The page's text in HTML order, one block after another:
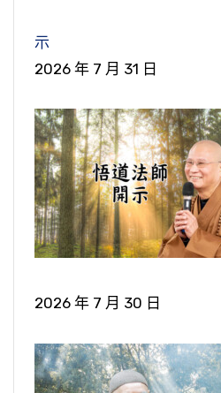
示
2026 年 7 月 31 日
2026 年 7 月 30 日